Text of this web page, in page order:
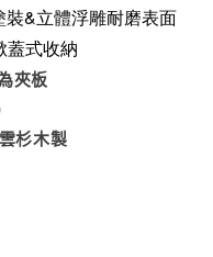
&立體浮雕耐磨表面
蓋式收納
夾板
杉木製